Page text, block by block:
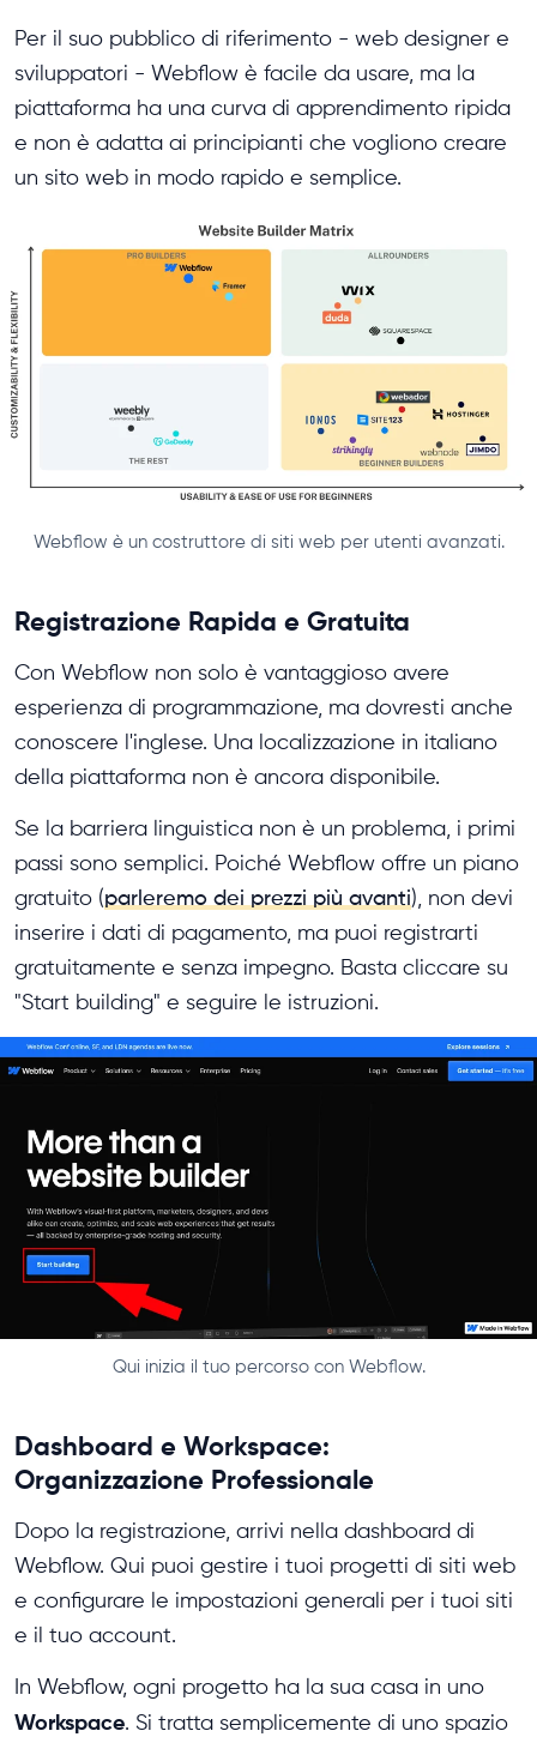
Per il suo pubblico di riferimento - web designer e
sviluppatori - Webflow è facile da usare, ma la
piattaforma ha una curva di apprendimento ripida
e non è adatta ai principianti che vogliono creare
un sito web in modo rapido e semplice.
Webflow è un costruttore di siti web per utenti avanzati.
Registrazione Rapida e Gratuita
Con Webflow non solo è vantaggioso avere
esperienza di programmazione, ma dovresti anche
conoscere l'inglese. Una localizzazione in italiano
della piattaforma non è ancora disponibile.
Se la barriera linguistica non è un problema, i primi
passi sono semplici. Poiché Webflow offre un piano
gratuito (parleremo dei prezzi più avanti), non devi
inserire i dati di pagamento, ma puoi registrarti
gratuitamente e senza impegno. Basta cliccare su
"Start building" e seguire le istruzioni.
Qui inizia il tuo percorso con Webflow.
Dashboard e Workspace:
Organizzazione Professionale
Dopo la registrazione, arrivi nella dashboard di
Webflow. Qui puoi gestire i tuoi progetti di siti web
e configurare le impostazioni generali per i tuoi siti
e il tuo account.
In Webflow, ogni progetto ha la sua casa in uno
Workspace. Si tratta semplicemente di uno spazio